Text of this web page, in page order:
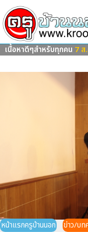
เนื้อหาดีๆสำหรับทุกคน 7 ส
หน้าแรกครูบ้านนอก ข่าว/บท